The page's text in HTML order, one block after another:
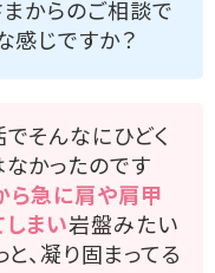
からのご相談で
感じですか？
そんなにひどく
かったのです
ら急に肩や肩甲
しまい岩盤みたい
と、凝り固まってる